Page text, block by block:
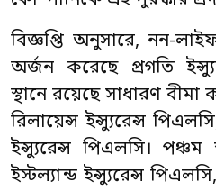
বিজ্ঞপ্তি অনুসারে, নন-
অর্জন করেছে প্রগতি
স্থানে রয়েছে সাধারণ
রিলায়েন্স ইন্স্যুরেন্স
ইন্স্যুরেন্স পিএলসি।
ইস্টল্যান্ড ইন্স্যুরেন্স